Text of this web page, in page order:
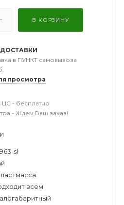
В КОРЗИНУ
в ПУНКТ самовывоза
просмотра
- бесплатно
- Ждем Ваш заказ!
sl
всем